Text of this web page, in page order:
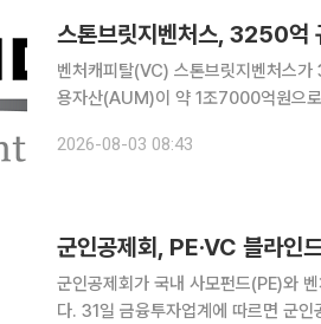
스톤브릿지벤처스, 3250억
벤처캐피탈(VC) 스톤브릿지벤처스
용자산(AUM)이 약 1조7000억원으
르면 스톤브릿지벤처스는 지난달 말
2026-08-03 08:43
군인공제회, PE·VC 블라
군인공제회가 국내 사모펀드(PE)와
다. 31일 금융투자업계에 따르면 군인공제회는 PE 분야에 2000억원, VC 분야에 1000억원을 배